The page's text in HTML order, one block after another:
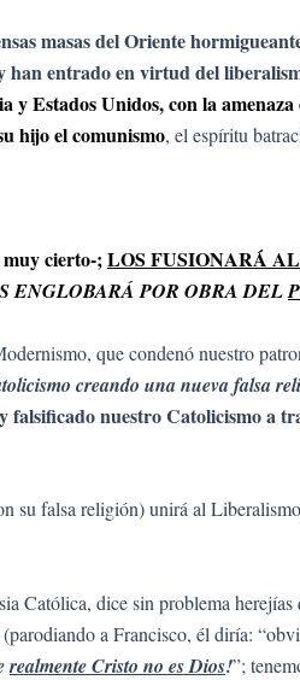
masas del Oriente
entrado en virtud del
y Estados Unidos, con la
hijo el comunismo, el espíritu
cierto-;LOS FUSIONARÁ
ENGLOBARÁ POR OBRA DEL
que condenó nuestro
creando una nueva falsa
falsificado nuestro Catolicismo
su falsa religión) unirá al
Católica, dice sin problema
a Francisco, él diría:
realmente Cristo no es Dios!”;